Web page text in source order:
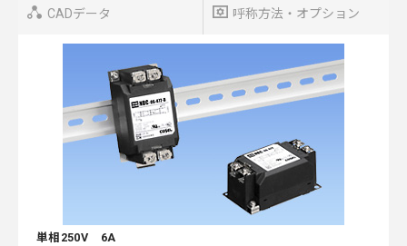
CADデータ 呼称方法・オプション
単相250V 6A